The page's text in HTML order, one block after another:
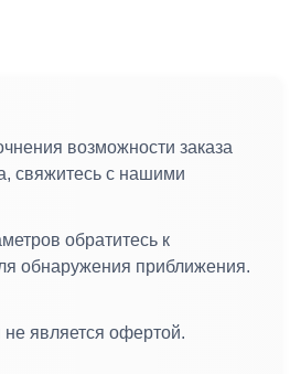
возможности заказа
свяжитесь с нашими
обратитесь к
обнаружения приближения.
является офертой.